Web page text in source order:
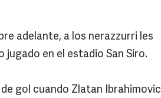
adelante, a los nerazzurri les
en el estadio San Siro.
gol cuando Zlatan Ibrahimovic